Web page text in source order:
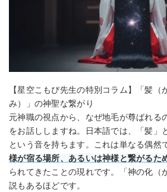
【星空こもぴ先生の特別コラム】「髪（
み）」の神聖な繋がり
元神職の視点から、なぜ地毛が尊ばれる
をお話ししますね。日本語では、「髪」
という音を持ちます。これは単なる偶然
様が宿る場所、あるいは神様と繋がるた
られてきたことの現れです。「神の化（
説もあるほどです。